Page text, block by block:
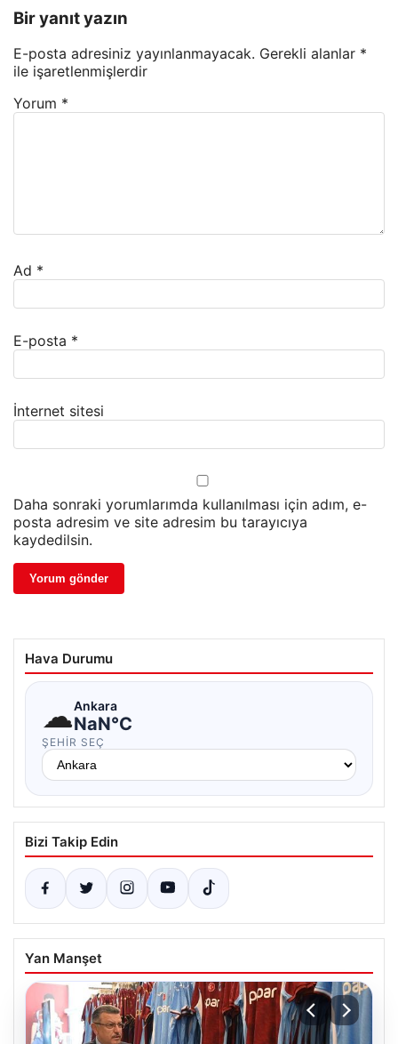
Bir yanıt yazın
E-posta adresiniz yayınlanmayacak. Gerekli alanlar *
ile işaretlenmişlerdir
Yorum *
Ad *
E-posta *
İnternet sitesi
Daha sonraki yorumlarımda kullanılması için adım, e-
posta adresim ve site adresim bu tarayıcıya
kaydedilsin.
Hava Durumu
☁Ankara
NaN°C
ŞEHIR SEÇ
Bizi Takip Edin
Yan Manşet